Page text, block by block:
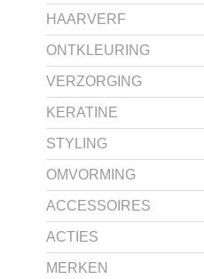
HAARVERF
ONTKLEURING
VERZORGING
KERATINE
STYLING
OMVORMING
ACCESSOIRES
ACTIES
MERKEN